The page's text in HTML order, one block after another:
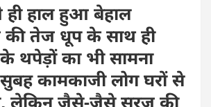
हाल हुआ बेहाल
की तेज धूप के साथ ही
थपेड़ों का भी सामना
कामकाजी लोग घरों से
लेकिन जैसे-जैसे सूरज की